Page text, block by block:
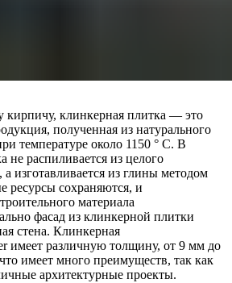
клинкерная плитка — это
полученная из натурального
температуре около 1150 ° C. В
не распиливается из целого
изготавливается из глины методом
ресурсы сохраняются, и
материала
фасад из клинкерной плитки
стена. Клинкерная
имеет различную толщину, от 9 мм до
имеет много преимуществ, так как
архитектурные проекты.